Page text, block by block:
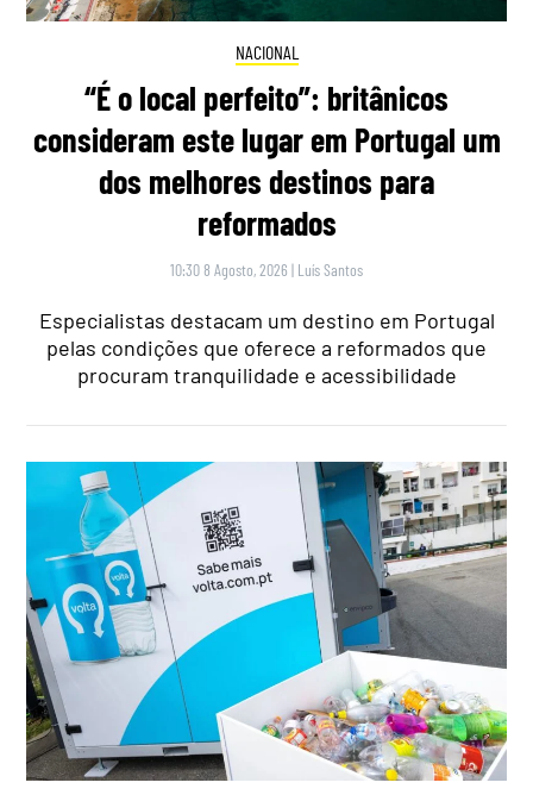
NACIONAL
“É o local perfeito”: britânicos
consideram este lugar em Portugal um
dos melhores destinos para
reformados
10:30 8 Agosto, 2026 | Luís Santos
Especialistas destacam um destino em Portugal
pelas condições que oferece a reformados que
procuram tranquilidade e acessibilidade